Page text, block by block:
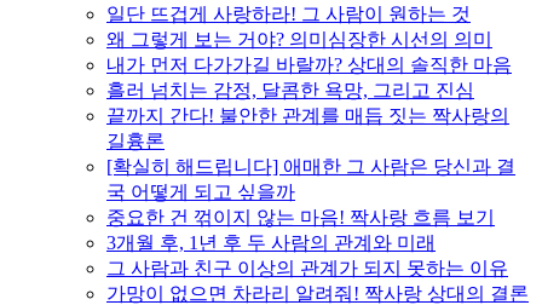
일단 뜨겁게 사랑하라! 그 사람이 원하는 것
왜 그렇게 보는 거야? 의미심장한 시선의 의미
내가 먼저 다가가길 바랄까? 상대의 솔직한 마음
흘러 넘치는 감정, 달콤한 욕망, 그리고 진심
끝까지 간다! 불안한 관계를 매듭 짓는 짝사랑의
길흉론
[확실히 해드립니다] 애매한 그 사람은 당신과 결
국 어떻게 되고 싶을까
중요한 건 꺾이지 않는 마음! 짝사랑 흐름 보기
3개월 후, 1년 후 두 사람의 관계와 미래
그 사람과 친구 이상의 관계가 되지 못하는 이유
가망이 없으면 차라리 알려줘! 짝사랑 상대의 결론